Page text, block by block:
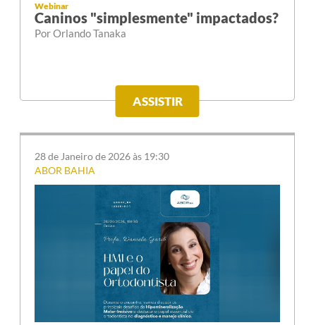
Webinar
Caninos "simplesmente" impactados?
Por Orlando Tanaka
ASSISTIR
28 de Janeiro de 2026 às 19:30
ABOR BAHIA